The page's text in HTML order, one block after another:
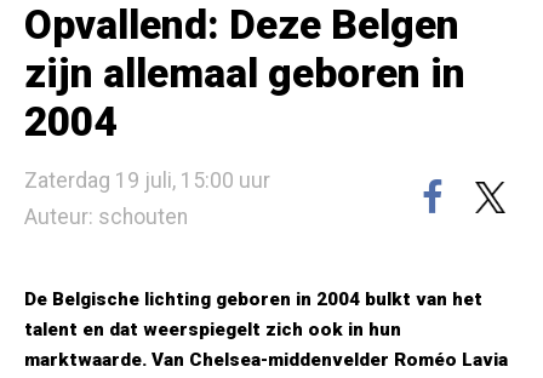
Opvallend: Deze Belgen
zijn allemaal geboren in
2004
Zaterdag 19 juli, 15:00 uur
Auteur: schouten
De Belgische lichting geboren in 2004 bulkt van het
talent en dat weerspiegelt zich ook in hun
marktwaarde. Van Chelsea-middenvelder Roméo Lavia